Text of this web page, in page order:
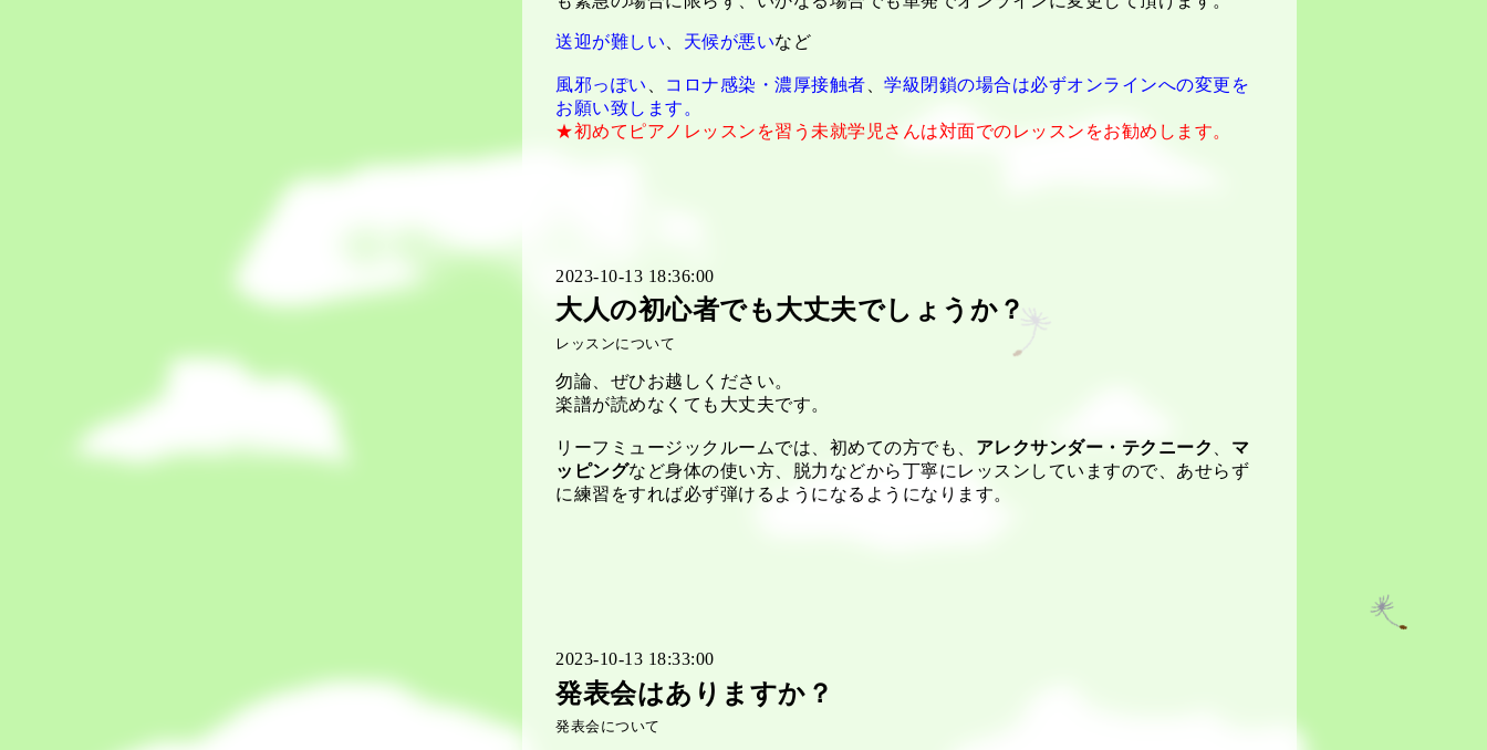
送迎が難しい 天候が悪いなど
風邪っぽい コロナ感染・濃厚接触者
学級閉鎖の場合は必ずオンラインへの変更を
お願い致します。
★初めてピアノレッスンを習う未就学児さんは対面でのレッスンをお勧めします。
2023-10-13 18:36:00
大人の初心者でも大丈夫でしょうか？
レッスンについて
勿論、ぜひお越しください。
楽譜が読めなくても大丈夫です。
リーフミュージックルームでは、初めての方でも、 アレクサンダー・テクニーク
マ
ッピングなど身体の使い方、脱力などから丁寧にレッスンしていますので、あせらず
に練習をすれば必ず弾けるようになるようになります。
2023-10-13 18:33:00
発表会はありますか？
発表会について